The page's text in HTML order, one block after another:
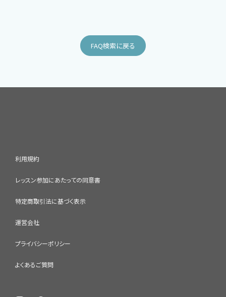
FAQ検索に戻る
利用規約
レッスン参加にあたっての同意書
特定商取引法に基づく表示
運営会社
プライバシーポリシー
よくあるご質問